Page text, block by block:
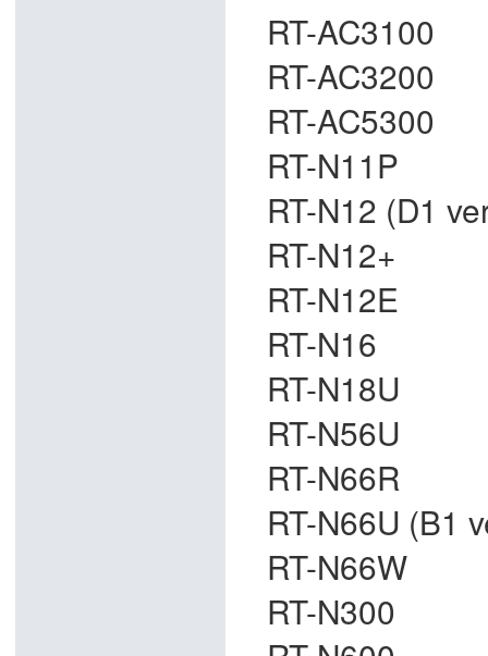
RT-AC3100
RT-AC3200
RT-AC5300
RT-N11P
RT-N12 (D1
RT-N12+
RT-N12E
RT-N16
RT-N18U
RT-N56U
RT-N66R
RT-N66U (B1
RT-N66W
RT-N300